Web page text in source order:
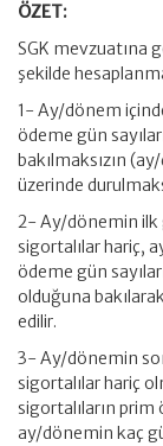
ÖZET:
SGK mevzuatına
şekilde
1- Ay/dönem
ödeme gün
bakılmaksızın
üzerinde
2- Ay/dönemin ilk
sigortalılar hariç,
ödeme gün
olduğuna
edilir.
3- Ay/dönemin
sigortalılar hariç
sigortalıların prim
ay/dönemin kaç